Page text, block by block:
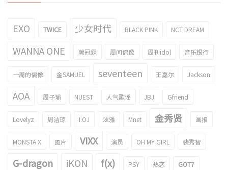
EXO TWICE 少女时代 BLACK PINK NCT DREAM
WANNA ONE 赖冠霖 周间偶像 周刊idol 音乐银行
一周的偶像 金SAMUEL seventeen 王嘉尔 Jackson
AOA 周子瑜 NUEST 人气歌谣 JBJ Gfriend
Lovelyz 周洁琼 I.O.I 泫雅 Mnet 金秀贤 画报
MONSTA X 图片 VIXX 演员 OH MY GIRL 裴秀智
G-dragon iKON f(x) PSY 热恋 GOT7